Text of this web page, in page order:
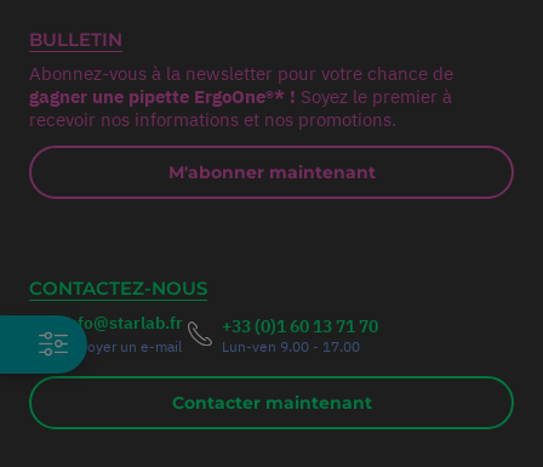
BULLETIN
Abonnez-vous à la newsletter pour votre chance de
gagner une pipette ErgoOne®* ! Soyez le premier à
recevoir nos informations et nos promotions.
M'abonner maintenant
CONTACTEZ-NOUS
info@starlab.fr
Envoyer un e-mail
+33 (0)1 60 13 71 70
Lun-ven 9.00 - 17.00
Contacter maintenant